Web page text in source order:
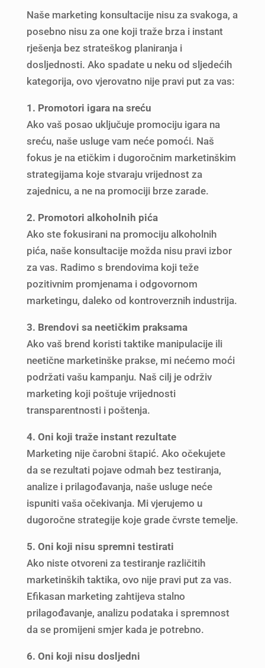
Naše marketing konsultacije nisu za svakoga, a
posebno nisu za one koji traže brza i instant
rješenja bez strateškog planiranja i
dosljednosti. Ako spadate u neku od sljedećih
kategorija, ovo vjerovatno nije pravi put za vas:
1. Promotori igara na sreću
Ako vaš posao uključuje promociju igara na
sreću, naše usluge vam neće pomoći. Naš
fokus je na etičkim i dugoročnim marketinškim
strategijama koje stvaraju vrijednost za
zajednicu, a ne na promociji brze zarade.
2. Promotori alkoholnih pića
Ako ste fokusirani na promociju alkoholnih
pića, naše konsultacije možda nisu pravi izbor
za vas. Radimo s brendovima koji teže
pozitivnim promjenama i odgovornom
marketingu, daleko od kontroverznih industrija.
3. Brendovi sa neetičkim praksama
Ako vaš brend koristi taktike manipulacije ili
neetične marketinške prakse, mi nećemo moći
podržati vašu kampanju. Naš cilj je održiv
marketing koji poštuje vrijednosti
transparentnosti i poštenja.
4. Oni koji traže instant rezultate
Marketing nije čarobni štapić. Ako očekujete
da se rezultati pojave odmah bez testiranja,
analize i prilagođavanja, naše usluge neće
ispuniti vaša očekivanja. Mi vjerujemo u
dugoročne strategije koje grade čvrste temelje.
5. Oni koji nisu spremni testirati
Ako niste otvoreni za testiranje različitih
marketinških taktika, ovo nije pravi put za vas.
Efikasan marketing zahtijeva stalno
prilagođavanje, analizu podataka i spremnost
da se promijeni smjer kada je potrebno.
6. Oni koji nisu dosljedni